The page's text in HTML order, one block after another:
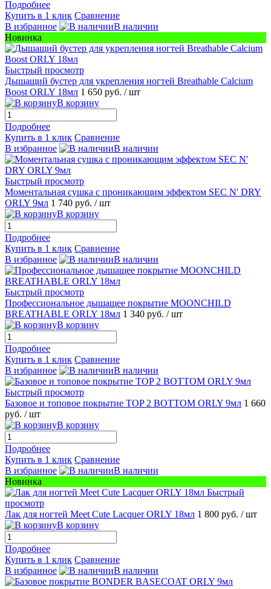
Подробнее
Купить в 1 клик Сравнение
В избранное
В наличии
Новинка
Быстрый просмотр
Дышащий бустер для укрепления ногтей Breathable Calcium
Boost ORLY 18мл 1 650 руб. / шт
В корзину
Подробнее
Купить в 1 клик Сравнение
В избранное
В наличии
Быстрый просмотр
Моментальная сушка с проникающим эффектом SEC N' DRY
ORLY 9мл 1 740 руб. / шт
В корзину
Подробнее
Купить в 1 клик Сравнение
В избранное
В наличии
Быстрый просмотр
Профессиональное дышащее покрытие MOONCHILD
BREATHABLE ORLY 18мл 1 340 руб. / шт
В корзину
Подробнее
Купить в 1 клик Сравнение
В избранное
В наличии
Быстрый просмотр
Базовое и топовое покрытие TOP 2 BOTTOM ORLY 9мл 1 660
руб. / шт
В корзину
Подробнее
Купить в 1 клик Сравнение
В избранное
В наличии
Новинка
Быстрый
просмотр
Лак для ногтей Meet Cute Lacquer ORLY 18мл 1 800 руб. / шт
В корзину
Подробнее
Купить в 1 клик Сравнение
В избранное
В наличии